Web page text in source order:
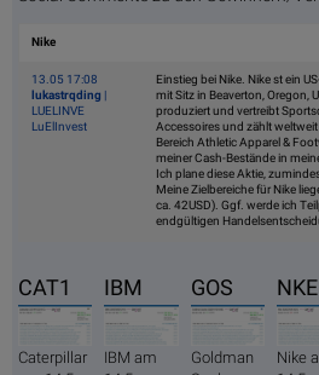
Nike
13.05 17:08
lukastrqding |
LUELINVE
LuElInvest
Einstieg bei Nike. Nike st ein
mit Sitz in Beaverton, Oregon,
produziert und vertreibt
Accessoires und zählt
Bereich Athletic Apparel &
meiner Cash-Bestände in
Ich plane diese Aktie,
Meine Zielbereiche für Nike
ca. 42USD). Ggf. werde ich
endgültigen
CAT1
Caterpillar
IBM
IBM am
GOS
Goldman
NKE
Nike